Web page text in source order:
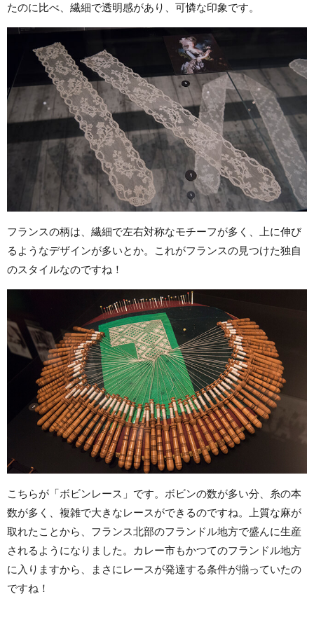
たのに比べ、繊細で透明感があり、可憐な印象です。
フランスの柄は、繊細で左右対称なモチーフが多く、上に伸び
るようなデザインが多いとか。これがフランスの見つけた独自
のスタイルなのですね！
こちらが「ボビンレース」です。ボビンの数が多い分、糸の本
数が多く、複雑で大きなレースができるのですね。上質な麻が
取れたことから、フランス北部のフランドル地方で盛んに生産
されるようになりました。カレー市もかつてのフランドル地方
に入りますから、まさにレースが発達する条件が揃っていたの
ですね！